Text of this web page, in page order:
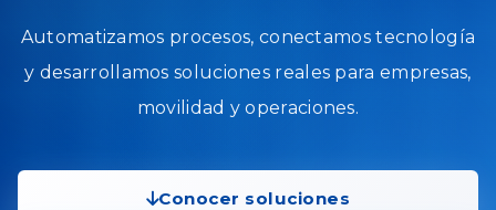
Automatizamos procesos, conectamos tecnología
y desarrollamos soluciones reales para empresas,
movilidad y operaciones.
Conocer soluciones